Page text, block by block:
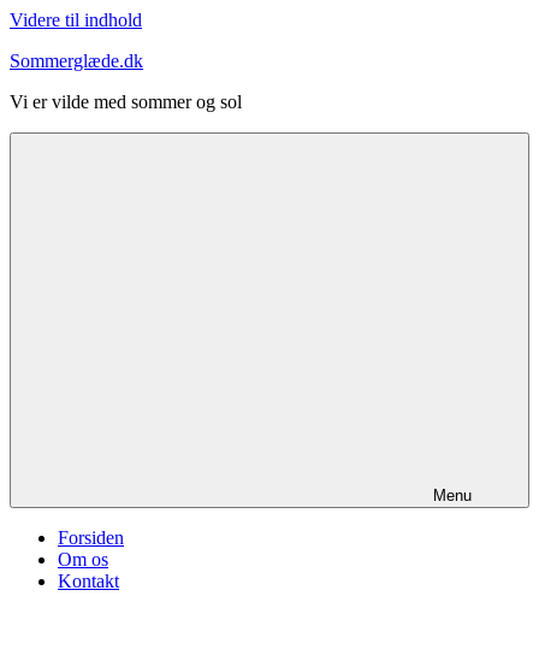
Videre til indhold
Sommerglæde.dk
Vi er vilde med sommer og sol
Menu
Forsiden
Om os
Kontakt